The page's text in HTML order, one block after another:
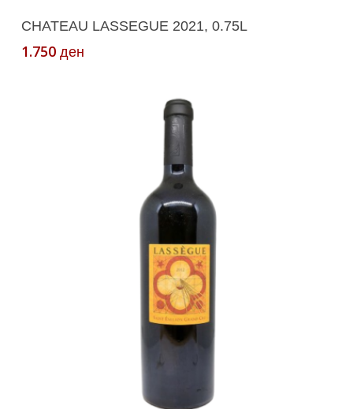
Додади Во Кошничка
CHATEAU LASSEGUE 2021, 0.75L
1.750 ден